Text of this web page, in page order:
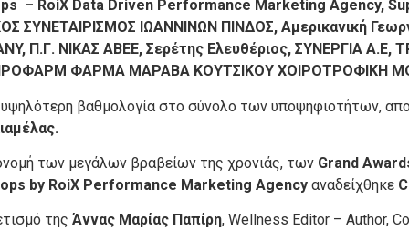
– RoiX Data Driven Performance Marketing Agency,
ΙΩΑΝΝΙΝΩΝ ΠΙΝΔΟΣ, Αμερικανική
, Π.Γ. ΝΙΚΑΣ ΑΒΕΕ, Σερέτης Ελευθέριος, ΣΥΝΕΡΓΙΑ
ΦΑΡΜΑ ΜΑΡΑΒΑ ΚΟΥΤΣΙΚΟΥ ΧΟΙΡΟΤΡΟΦΙΚΗ
υψηλότερη βαθμολογία στο σύνολο των υποψηφιοτήτων,
των μεγάλων βραβείων της χρονιάς, των Grand
by RoiX Performance Marketing Agency αναδείχθηκε
της Άννας Μαρίας Παπίρη, Wellness Editor – Author,